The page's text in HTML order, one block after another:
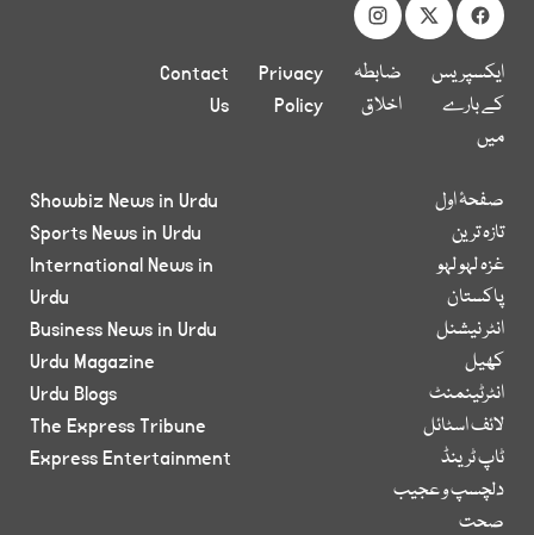
ایکسپریس
کے بارے
میں
ضابطہ
اخلاق
Privacy
Policy
Contact
Us
صفحۂ اول
تازہ ترین
غزہ لہو لہو
پاکستان
انٹر نیشنل
کھیل
انٹرٹینمنٹ
لائف اسٹائل
ٹاپ ٹرینڈ
دلچسپ و عجیب
صحت
Showbiz News in Urdu
Sports News in Urdu
International News in
Urdu
Business News in Urdu
Urdu Magazine
Urdu Blogs
The Express Tribune
Express Entertainment